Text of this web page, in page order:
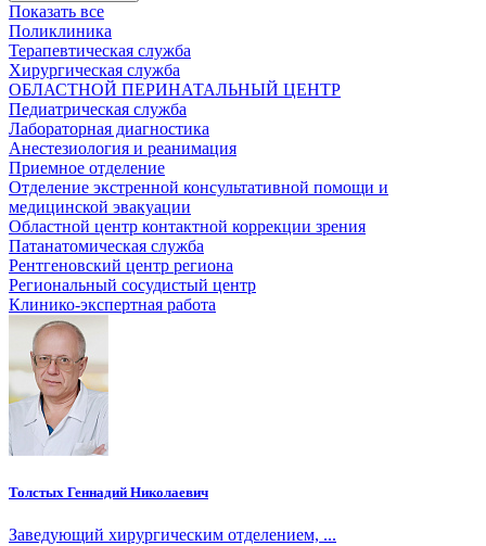
Показать все
Поликлиника
Терапевтическая служба
Хирургическая служба
ОБЛАСТНОЙ ПЕРИНАТАЛЬНЫЙ ЦЕНТР
Педиатрическая служба
Лабораторная диагностика
Анестезиология и реанимация
Приемное отделение
Отделение экстренной консультативной помощи и
медицинской эвакуации
Областной центр контактной коррекции зрения
Патанатомическая служба
Рентгеновский центр региона
Региональный сосудистый центр
Клинико-экспертная работа
Толстых Геннадий Николаевич
Заведующий хирургическим отделением, ...